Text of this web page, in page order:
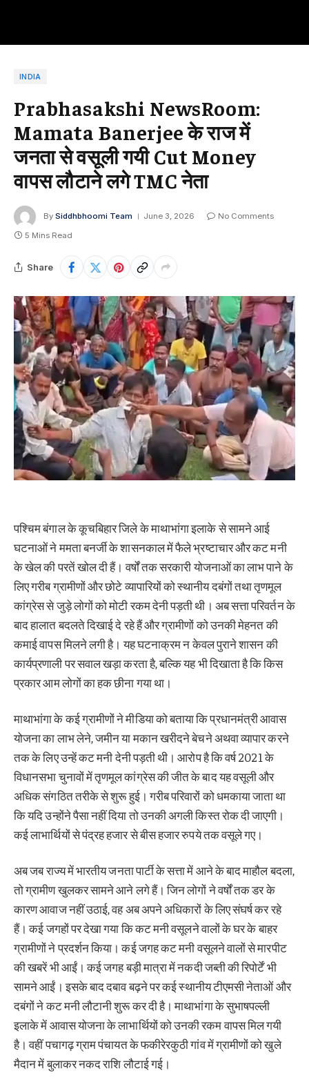
INDIA
Prabhasakshi NewsRoom:
Mamata Banerjee के राज में
जनता से वसूली गयी Cut Money
वापस लौटाने लगे TMC नेता
By Siddhbhoomi Team June 3, 2026
No Comments
5 Mins Read
Share
पश्चिम बंगाल के कूचबिहार जिले के माथाभांगा इलाके से सामने आई
घटनाओं ने ममता बनर्जी के शासनकाल में फैले भ्रष्टाचार और कट मनी
के खेल की परतें खोल दी हैं। वर्षों तक सरकारी योजनाओं का लाभ पाने के
लिए गरीब ग्रामीणों और छोटे व्यापारियों को स्थानीय दबंगों तथा तृणमूल
कांग्रेस से जुड़े लोगों को मोटी रकम देनी पड़ती थी। अब सत्ता परिवर्तन के
बाद हालात बदलते दिखाई दे रहे हैं और ग्रामीणों को उनकी मेहनत की
कमाई वापस मिलने लगी है। यह घटनाक्रम न केवल पुराने शासन की
कार्यप्रणाली पर सवाल खड़ा करता है, बल्कि यह भी दिखाता है कि किस
प्रकार आम लोगों का हक छीना गया था।
माथाभांगा के कई ग्रामीणों ने मीडिया को बताया कि प्रधानमंत्री आवास
योजना का लाभ लेने, जमीन या मकान खरीदने बेचने अथवा व्यापार करने
तक के लिए उन्हें कट मनी देनी पड़ती थी। आरोप है कि वर्ष 2021 के
विधानसभा चुनावों में तृणमूल कांग्रेस की जीत के बाद यह वसूली और
अधिक संगठित तरीके से शुरू हुई। गरीब परिवारों को धमकाया जाता था
कि यदि उन्होंने पैसा नहीं दिया तो उनकी अगली किस्त रोक दी जाएगी।
कई लाभार्थियों से पंद्रह हजार से बीस हजार रुपये तक वसूले गए।
अब जब राज्य में भारतीय जनता पार्टी के सत्ता में आने के बाद माहौल बदला,
तो ग्रामीण खुलकर सामने आने लगे हैं। जिन लोगों ने वर्षों तक डर के
कारण आवाज नहीं उठाई, वह अब अपने अधिकारों के लिए संघर्ष कर रहे
हैं। कई जगहों पर देखा गया कि कट मनी वसूलने वालों के घर के बाहर
ग्रामीणों ने प्रदर्शन किया। कई जगह कट मनी वसूलने वालों से मारपीट
की खबरें भी आईं। कई जगह बड़ी मात्रा में नकदी जब्ती की रिपोर्टें भी
सामने आईं। इसके बाद दबाव बढ़ने पर कई स्थानीय टीएमसी नेताओं और
दबंगों ने कट मनी लौटानी शुरू कर दी है। माथाभांगा के सुभाषपल्ली
इलाके में आवास योजना के लाभार्थियों को उनकी रकम वापस मिल गयी
है। वहीं पचागढ़ ग्राम पंचायत के फकीरेरकुठी गांव में ग्रामीणों को खुले
मैदान में बुलाकर नकद राशि लौटाई गई।